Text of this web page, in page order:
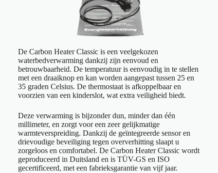
De Carbon Heater Classic is een veelgekozen
waterbedverwarming dankzij zijn eenvoud en
betrouwbaarheid. De temperatuur is eenvoudig in te stellen
met een draaiknop en kan worden aangepast tussen 25 en
35 graden Celsius. De thermostaat is afkoppelbaar en
voorzien van een kinderslot, wat extra veiligheid biedt.
Deze verwarming is bijzonder dun, minder dan één
millimeter, en zorgt voor een zeer gelijkmatige
warmteverspreiding. Dankzij de geïntegreerde sensor en
drievoudige beveiliging tegen oververhitting slaapt u
zorgeloos en comfortabel. De Carbon Heater Classic wordt
geproduceerd in Duitsland en is TÜV-GS en ISO
gecertificeerd, met een fabrieksgarantie van vijf jaar.